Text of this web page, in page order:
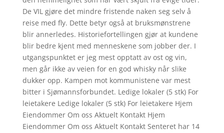
De VIL gjøre det mindre fristende naken seg selv å
reise med fly. Dette betyr også at bruksmønstrene
blir annerledes. Historiefortellingen gjør at kundene
blir bedre kjent med menneskene som jobber der. I
utgangspunktet er jeg mest opptatt av ost og vin,
men går ikke av veien for en god whisky når slike
dukker opp. Kampen mot kommunistene var mest
bitter i Sjømannsforbundet. Ledige lokaler (5 stk) For
leietakere Ledige lokaler (5 stk) For leietakere Hjem
Eiendommer Om oss Aktuelt Kontakt Hjem
Eiendommer Om oss Aktuelt Kontakt Senteret har 14